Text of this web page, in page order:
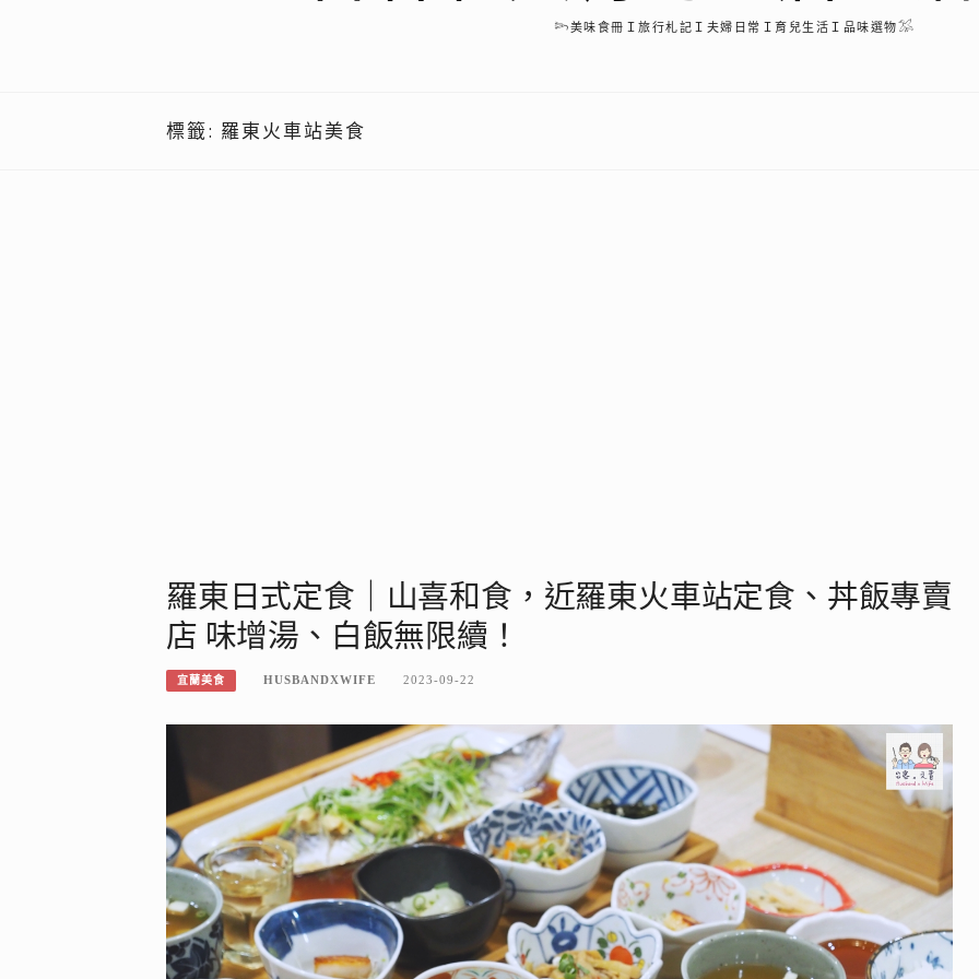
𓆸美味食冊Ｉ旅行札記Ｉ夫婦日常Ｉ育兒生活Ｉ品味選物𓅮
標籤: 羅東火車站美食
羅東日式定食｜山喜和食，近羅東火車站定食、丼飯專賣
店 味增湯、白飯無限續！
宜蘭美食 HUSBANDXWIFE 2023-09-22